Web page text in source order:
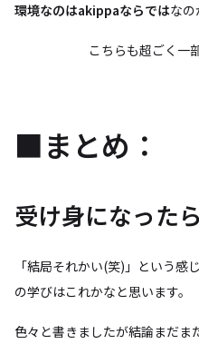
環境なのはakippaならではなの
こちらも超ごく一
■まとめ：
受け身になった
「結局それかい(笑)」という
の学びはこれかなと思います。
色々と書きましたが結論まだま